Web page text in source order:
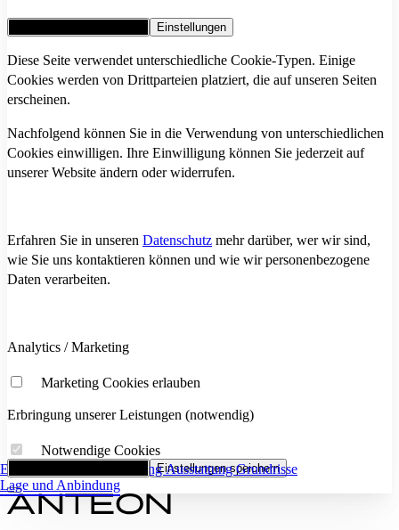
Eckdaten FlächenaufstellungAusstattungGrundrisse
Lage und Anbindung
Einstellungen
Diese Seite verwendet unterschiedliche Cookie-Typen. Einige
Cookies werden von Drittparteien platziert, die auf unseren Seiten
erscheinen.
Nachfolgend können Sie in die Verwendung von unterschiedlichen
Cookies einwilligen. Ihre Einwilligung können Sie jederzeit auf
unserer Website ändern oder widerrufen.
Erfahren Sie in unseren Datenschutz mehr darüber, wer wir sind,
wie Sie uns kontaktieren können und wie wir personenbezogene
Daten verarbeiten.
Analytics / Marketing
Marketing Cookies erlauben
Erbringung unserer Leistungen (notwendig)
Notwendige Cookies
Einstellungen speichern